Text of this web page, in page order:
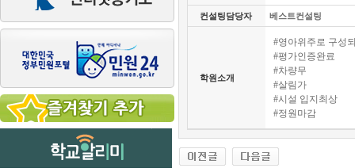
컨설팅담당자 베스트컨설팅
학원소개
#영아위주로 구성
#평가인증완료
#차량무
#살림가
#시설 입지최상
#정원마감